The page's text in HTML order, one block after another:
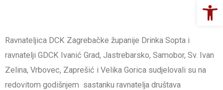
Ravnateljica DCK Zagrebačke županije Drinka Sopta i
ravnatelji GDCK Ivanić Grad, Jastrebarsko, Samobor, Sv. Ivan
Zelina, Vrbovec, Zaprešić i Velika Gorica sudjelovali su na
redovitom godišnjem sastanku ravnatelja društava